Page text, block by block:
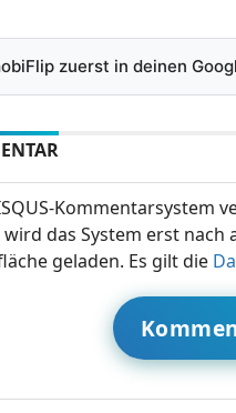
zuerst in deinen
Kommentarsystem
das System erst
geladen. Es gilt die